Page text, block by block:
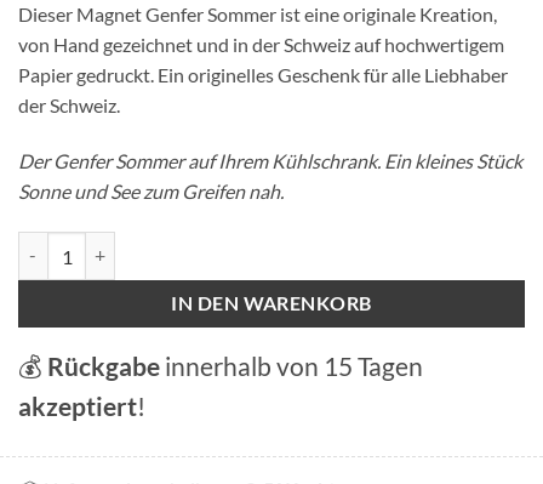
Dieser Magnet Genfer Sommer ist eine originale Kreation,
von Hand gezeichnet und in der Schweiz auf hochwertigem
Papier gedruckt. Ein originelles Geschenk für alle Liebhaber
der Schweiz.
Der Genfer Sommer auf Ihrem Kühlschrank. Ein kleines Stück
Sonne und See zum Greifen nah.
IN DEN WARENKORB
💰 Rückgabe innerhalb von 15 Tagen
akzeptiert!